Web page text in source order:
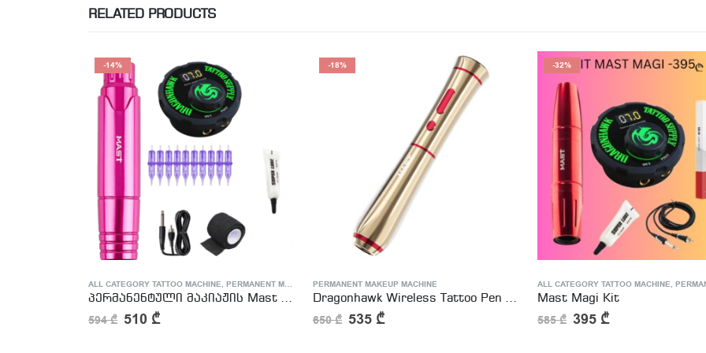
RELATED PRODUCTS
-14%
ALL CATEGORY TATTOO MACHINE, PERMANENT MAKEUP MACHINE ,TATTOO MACHINE KIT
პერმანენტული მაკიაჟის Mast P10 Kit
594₾ 510 ₾
-18%
PERMANENT MAKEUP MACHINE
Dragonhawk Wireless Tattoo Pen Machine with 2.5MM Stroke Permanent makeup | Mast P40
650₾ 535 ₾
-32%
ALL CATEGORY TATTOO MACHINE, PERMANENT
Mast Magi Kit
585₾ 395 ₾